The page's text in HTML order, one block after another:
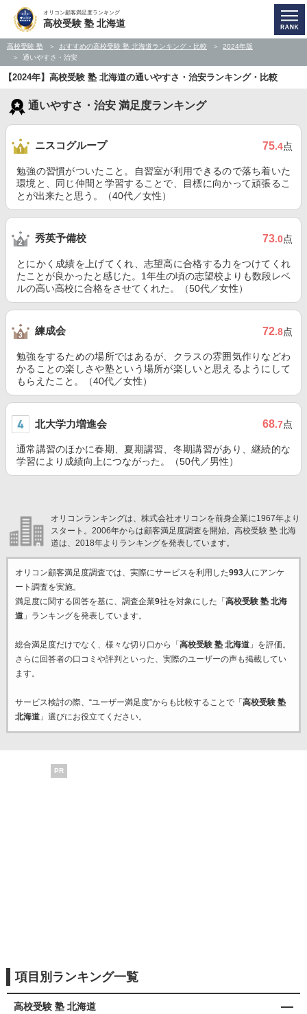
オリコン顧客満足度ランキング
高校受験 塾 北海道
高校受験 塾 おすすめの高校受験 塾 北海道ランキング・比較
2024年版
通いやすさ・治安
【2024年】高校受験 塾 北海道の通いやすさ・治安ランキング・比較
通いやすさ・治安 満足度ランキング
ニスコグループ 75.4点
勉強の習慣がついたこと。自習室が利用できるので落ち着いた
環境と、同じ仲間と学習することで、目標に向かって頑張るこ
とが出来たと思う。（40代／女性）
秀英予備校 73.0点
とにかく成績を上げてくれ、志望高に合格する力をつけてくれ
たことが良かったと感じた。1年生の頃の志望校よりも数段レベ
ルの高い高校に合格をさせてくれた。（50代／女性）
練成会 72.8点
勉強をするための場所ではあるが、クラスの雰囲気作りなどわ
かることの楽しさや塾という場所が楽しいと思えるようにして
もらえたこと。（40代／女性）
北大学力増進会 68.7点
通常講習のほかに春期、夏期講習、冬期講習があり、継続的な
学習により成績向上につながった。（50代／男性）
オリコンランキングは、株式会社オリコンを前身企業に1967年より
スタート。2006年からは顧客満足度調査を開始。高校受験 塾 北海
道は、2018年よりランキングを発表しています。
オリコン顧客満足度調査では、実際にサービスを利用した993人にアンケ
ート調査を実施。
満足度に関する回答を基に、調査企業9社を対象にした「 高校受験 塾 北海
道」ランキングを発表しています。
総合満足度だけでなく、様々な切り口から「 高校受験 塾 北海道」を評価。
さらに回答者の口コミや評判といった、実際のユーザーの声も掲載してい
ます。
サービス検討の際、“ユーザー満足度”からも比較することで「 高校受験 塾
北海道」選びにお役立てください。
PR
項目別ランキング一覧
高校受験 塾 北海道